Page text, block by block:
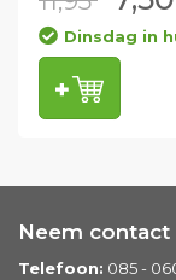
Dinsdag in
Neem contact
Telefoon: 085 -